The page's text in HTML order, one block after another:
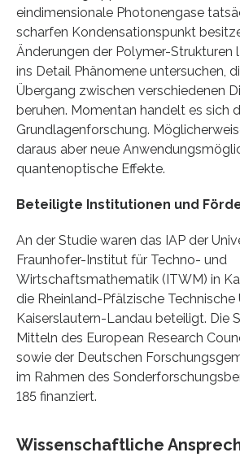
eindimensionale Photonengase
scharfen Kondensationspunkt
Änderungen der Polymer-Strukturen
ins Detail Phänomene untersuchen,
Übergang zwischen verschiedenen
beruhen. Momentan handelt es sich
Grundlagenforschung.
daraus aber neue
quantenoptische Effekte.
Beteiligte Institutionen und
An der Studie waren das IAP der
Fraunhofer-Institut für Techno- und
Wirtschaftsmathematik (ITWM) in
die Rheinland-Pfälzische Technische
Kaiserslautern-Landau beteiligt. Die
Mitteln des European Research
sowie der Deutschen
im Rahmen des
185 finanziert.
Wissenschaftliche